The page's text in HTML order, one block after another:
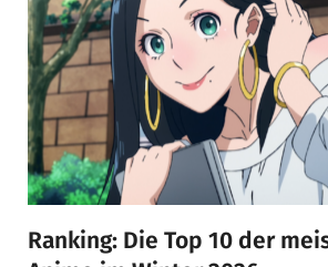
Ranking: Die Top 10 der